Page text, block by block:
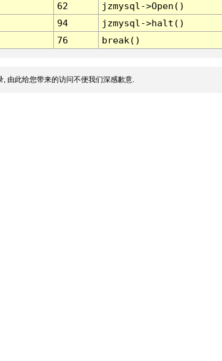
62
jzmysql->Open()
94
jzmysql->halt()
76 break()
由此给您带来的访问不便我们深感歉意.